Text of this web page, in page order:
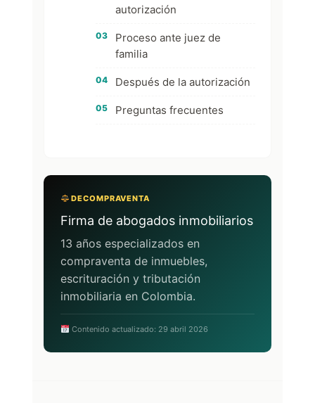
autorización
Proceso ante juez de
familia
Después de la autorización
Preguntas frecuentes
DECOMPRAVENTA
Firma de abogados inmobiliarios
13 años especializados en
compraventa de inmuebles,
escrituración y tributación
inmobiliaria en Colombia.
Contenido actualizado: 29 abril 2026